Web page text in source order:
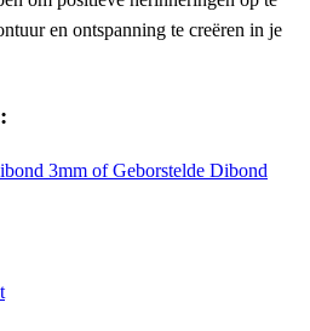
en ontspanning te creëren in je
3mm of Geborstelde Dibond